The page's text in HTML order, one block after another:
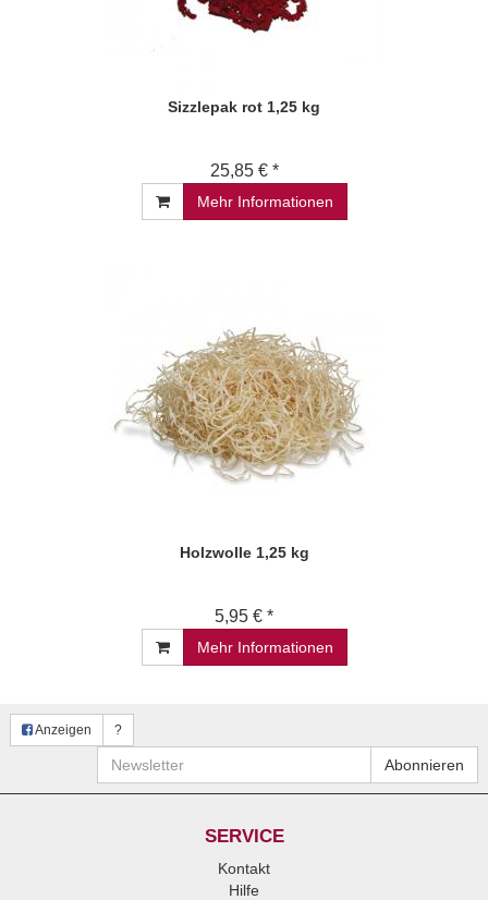
Sizzlepak rot 1,25 kg
25,85 € *
Mehr Informationen
Holzwolle 1,25 kg
5,95 € *
Mehr Informationen
Anzeigen ?
Newsletter Abonnieren
SERVICE
Kontakt
Hilfe